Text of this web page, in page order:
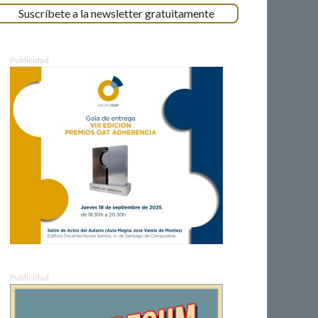
Suscríbete a la newsletter gratuitamente
Publicidad
Publicidad